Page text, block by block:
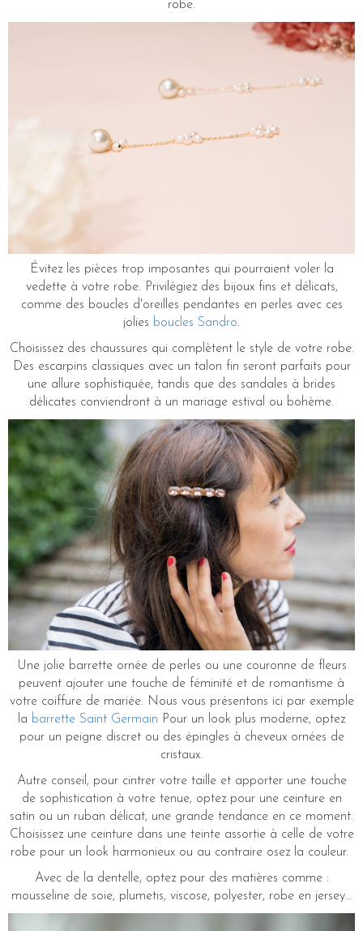
robe.
Évitez les pièces trop imposantes qui pourraient voler la
vedette à votre robe. Privilégiez des bijoux fins et délicats,
comme des boucles d'oreilles pendantes en perles avec ces
jolies boucles Sandro.
Choisissez des chaussures qui complètent le style de votre robe.
Des escarpins classiques avec un talon fin seront parfaits pour
une allure sophistiquée, tandis que des sandales à brides
délicates conviendront à un mariage estival ou bohème.
Une jolie barrette ornée de perles ou une couronne de fleurs
peuvent ajouter une touche de féminité et de romantisme à
votre coiffure de mariée. Nous vous présentons ici par exemple
la barrette Saint Germain Pour un look plus moderne, optez
pour un peigne discret ou des épingles à cheveux ornées de
cristaux.
Autre conseil, pour cintrer votre taille et apporter une touche
de sophistication à votre tenue, optez pour une ceinture en
satin ou un ruban délicat, une grande tendance en ce moment.
Choisissez une ceinture dans une teinte assortie à celle de votre
robe pour un look harmonieux ou au contraire osez la couleur.
Avec de la dentelle, optez pour des matières comme :
mousseline de soie, plumetis, viscose, polyester, robe en jersey…